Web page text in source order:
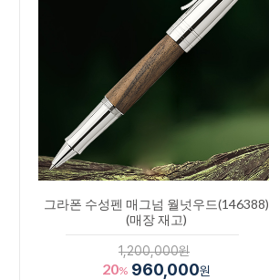
그라폰 수성펜 매그넘 월넛우드(146388)
(매장 재고)
1,200,000원
20% 960,000원